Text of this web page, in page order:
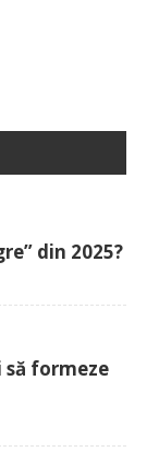
din 2025?
formeze